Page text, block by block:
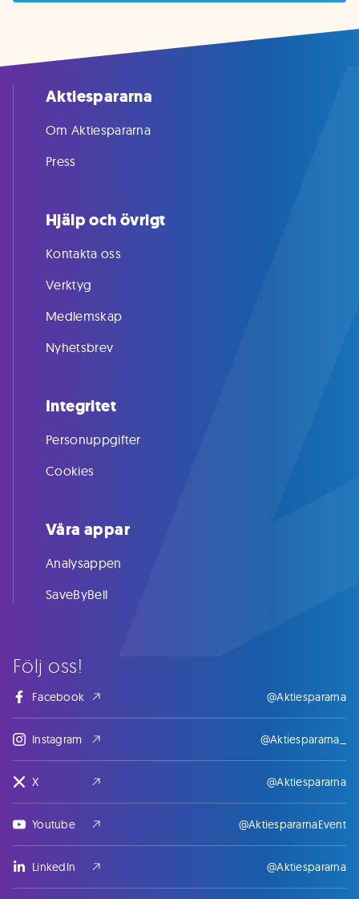
Följ oss!
Facebook @Aktiespararna
Instagram @Aktiespararna_
X @Aktiespararna
Youtube @AktiespararnaEvent
LinkedIn @Aktiespararna
Aktiespararna
Om Aktiespararna
Press
Hjälp och övrigt
Kontakta oss
Verktyg
Medlemskap
Nyhetsbrev
Integritet
Personuppgifter
Cookies
Våra appar
Analysappen
SaveByBell